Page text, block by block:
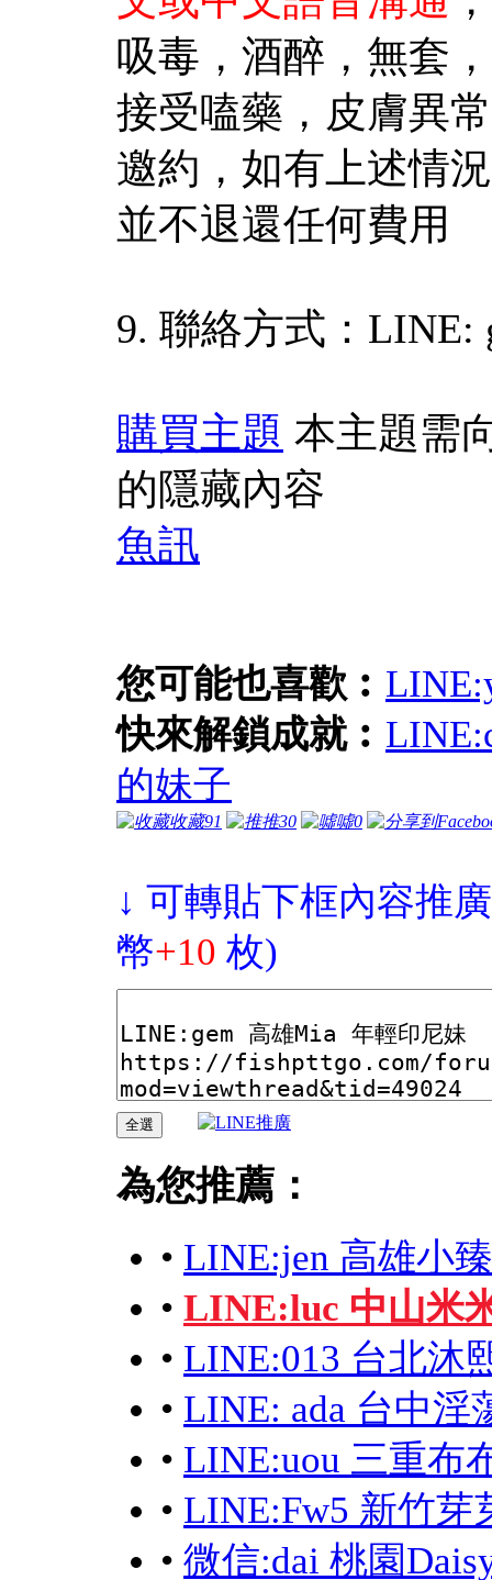
吸毒，酒醉，無套
接受嗑藥，皮膚異
邀約，如有上述情
並不退還任何費用
9. 聯絡方式：
購買主題 本主題需
的隱藏內容
魚訊
您可能也喜歡︰
快來解鎖成就︰
的妹子
收藏91 推30 噓0
↓ 可轉貼下框內容推
幣+10 枚)
為您推薦：
• LINE:jen 高雄小臻
• LINE:luc 中山米
• LINE:013 台北沐
• LINE: ada 台中淫
• LINE:uou 三重布
• LINE:Fw5 新竹芽
• 微信:dai 桃園